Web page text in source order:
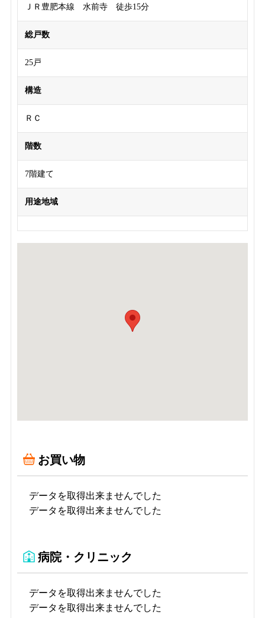
ＪＲ豊肥本線 水前寺 徒歩15分
総戸数
25戸
構造
ＲＣ
階数
7階建て
用途地域
お買い物
データを取得出来ませんでした
データを取得出来ませんでした
病院・クリニック
データを取得出来ませんでした
データを取得出来ませんでした